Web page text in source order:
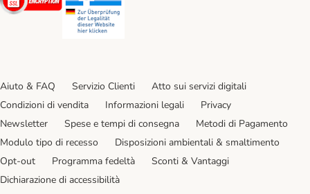
Aiuto & FAQ Servizio Clienti
Atto sui servizi digitali
Condizioni di vendita
Informazioni legali
Privacy
Newsletter
Spese e tempi di consegna
Metodi di Pagamento
Modulo tipo di recesso
Disposizioni ambientali & smaltimento
Opt-out
Programma fedeltà
Sconti & Vantaggi
Dichiarazione di accessibilità